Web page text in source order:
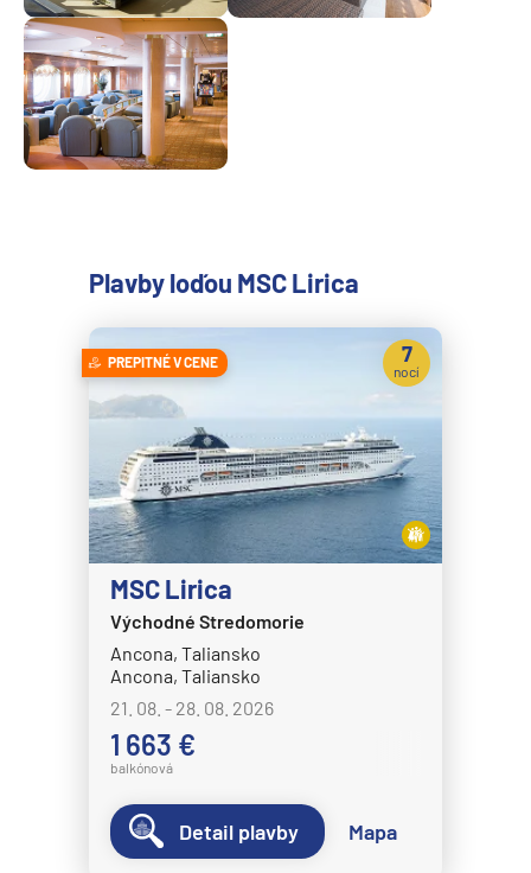
Plavby loďou MSC Lirica
PREPITNÉ V CENE
MSC Lirica
Východné Stredomorie
Ancona, Taliansko
Ancona, Taliansko
21. 08. - 28. 08. 2026
1 663 €
balkónová
7
nocí
Detail plavby Mapa